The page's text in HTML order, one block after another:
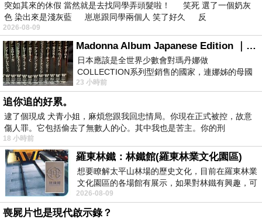
額外隨機一名得獎者附贈小編特選的馬克杯小禮物喔~
如何徵文Q&A
上一篇：【名單】Classic Milk經典果物-飲品試喝
下一篇：
突如其來的休假 當然就是去找同學弄頭髮啦！ 笑死 選了一個奶灰
色 染出來是淺灰藍 崽崽跟同學兩個人 笑了好久 反
2026-08-09
Madonna Album Japanese Edition ｜瑪丹娜專輯們2026年日本版重發系列
日本應該是全世界少數會對瑪丹娜做
COLLECTION系列型銷售的國家，連娜姊的母國
美國都沒對她這樣過，這全拜在他們到現在唱片
23 小時前
追你追的好累。
逮了個現成 犬青小姐，麻煩您跟我回忠情局。你現在正式被控，故意
傷人罪。它包括偷去了無數人的心。其中我也是苦主。你的刑
18 小時前
羅東林鐵：林鐵館(羅東林業文化園區)
想要瞭解太平山林場的歷史文化，目前在羅東林業
文化園區的各場館有展示，如果對林鐵有興趣，可
以到林鐵館。 這裡展示從山下
2026-08-09
喪屍片也是現代啟示錄？